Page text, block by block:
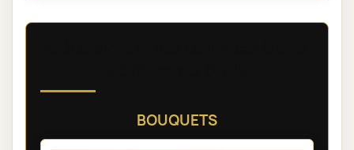
BOUQUETS